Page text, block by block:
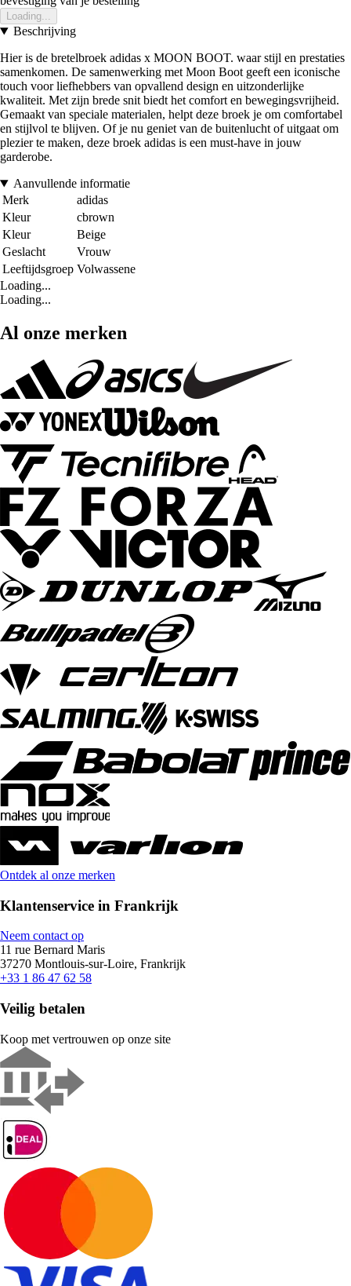
Loading...
Beschrijving
Hier is de bretelbroek adidas x MOON BOOT. waar stijl en prestaties
samenkomen. De samenwerking met Moon Boot geeft een iconische
touch voor liefhebbers van opvallend design en uitzonderlijke
kwaliteit. Met zijn brede snit biedt het comfort en bewegingsvrijheid.
Gemaakt van speciale materialen, helpt deze broek je om comfortabel
en stijlvol te blijven. Of je nu geniet van de buitenlucht of uitgaat om
plezier te maken, deze broek adidas is een must-have in jouw
garderobe.
Aanvullende informatie
Merk
adidas
Kleur
cbrown
Kleur
Beige
Geslacht
Vrouw
Leeftijdsgroep Volwassene
Loading...
Loading...
Al onze merken
Ontdek al onze merken
Klantenservice in Frankrijk
Neem contact op
11 rue Bernard Maris
37270 Montlouis-sur-Loire, Frankrijk
+33 1 86 47 62 58
Veilig betalen
Koop met vertrouwen op onze site